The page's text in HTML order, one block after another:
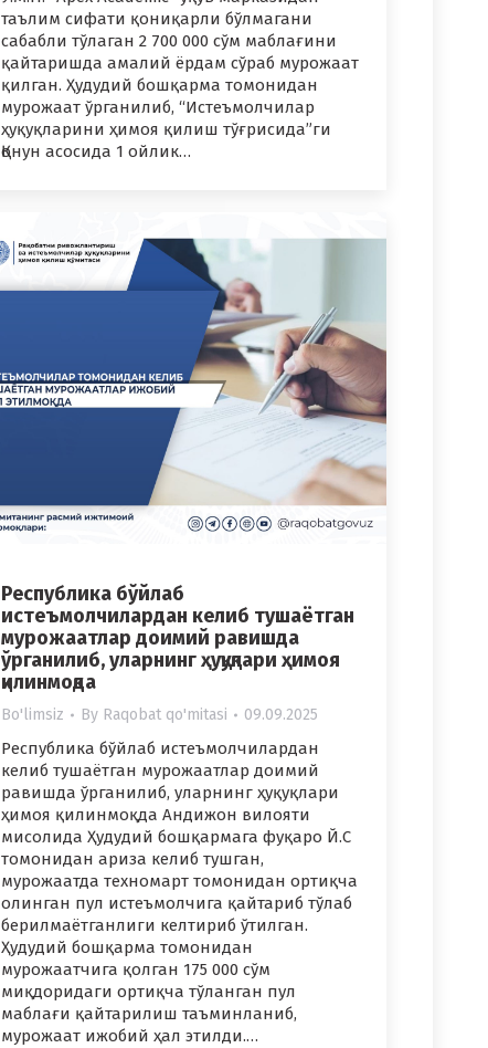
таълим сифати қониқарли бўлмагани
сабабли тўлаган 2 700 000 сўм маблағини
қайтаришда амалий ёрдам сўраб мурожаат
қилган. Ҳудудий бошқарма томонидан
мурожаат ўрганилиб, “Истеъмолчилар
ҳуқуқларини ҳимоя қилиш тўғрисида”ги
Қонун асосида 1 ойлик…
Республика бўйлаб
истеъмолчилардан келиб тушаётган
мурожаатлар доимий равишда
ўрганилиб, уларнинг ҳуқуқлари ҳимоя
қилинмоқда
Bo'limsiz By Raqobat qo'mitasi 09.09.2025
Республика бўйлаб истеъмолчилардан
келиб тушаётган мурожаатлар доимий
равишда ўрганилиб, уларнинг ҳуқуқлари
ҳимоя қилинмоқда Андижон вилояти
мисолида Ҳудудий бошқармага фуқаро Й.С
томонидан ариза келиб тушган,
мурожаатда техномарт томонидан ортиқча
олинган пул истеъмолчига қайтариб тўлаб
берилмаётганлиги келтириб ўтилган.
Ҳудудий бошқарма томонидан
мурожаатчига қолган 175 000 сўм
миқдоридаги ортиқча тўланган пул
маблағи қайтарилиш таъминланиб,
мурожаат ижобий ҳал этилди.…